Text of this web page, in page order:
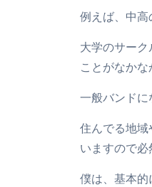
例えば、中高
大学のサー
ことがなかな
一般バンドに
住んでる地
いますので必
僕は、基本的